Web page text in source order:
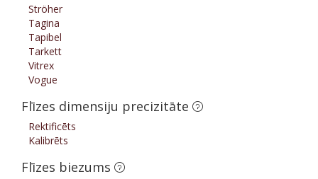
Ströher
Tagina
Tapibel
Tarkett
Vitrex
Vogue
Flīzes dimensiju precizitāte
Rektificēts
Kalibrēts
Flīzes biezums